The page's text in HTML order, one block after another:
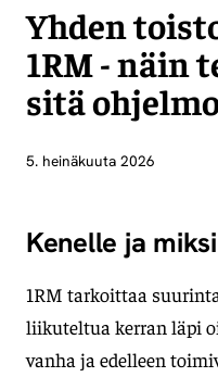
Yhden
1RM - näin
sitä
5. heinäkuuta 2026
Kenelle ja miksi
1RM tarkoittaa
liikuteltua kerran läpi
vanha ja edelleen